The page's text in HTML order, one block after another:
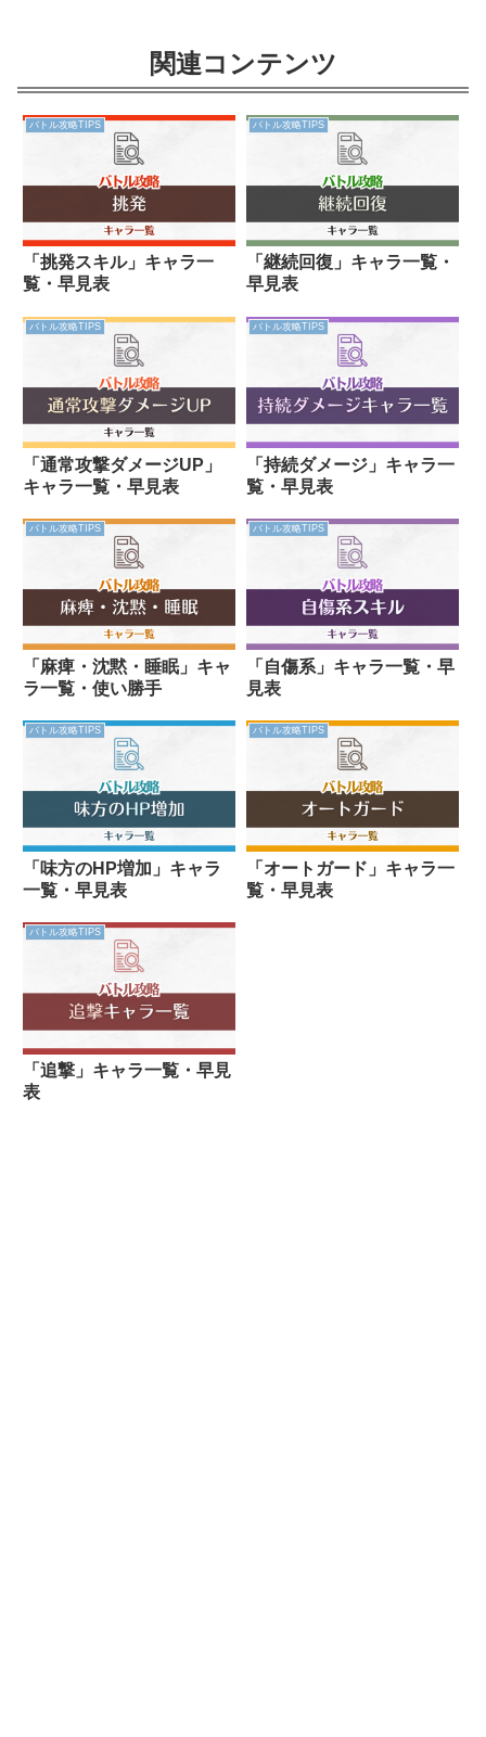
関連コンテンツ
バトル攻略TIPS
「挑発スキル」キャラ一
覧・早見表
バトル攻略TIPS
「継続回復」キャラ一覧・
早見表
バトル攻略TIPS
「通常攻撃ダメージUP」
キャラ一覧・早見表
バトル攻略TIPS
「持続ダメージ」キャラ一
覧・早見表
バトル攻略TIPS
「麻痺・沈黙・睡眠」キャ
ラ一覧・使い勝手
バトル攻略TIPS
「自傷系」キャラ一覧・早
見表
バトル攻略TIPS
「味方のHP増加」キャラ
一覧・早見表
バトル攻略TIPS
「オートガード」キャラ一
覧・早見表
バトル攻略TIPS
「追撃」キャラ一覧・早見
表